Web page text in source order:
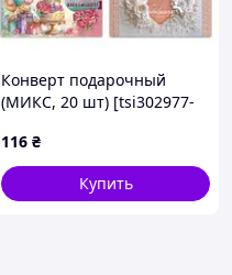
Конверт подарочный
(МИКС, 20 шт) [tsi302977-
116 ₴
Купить